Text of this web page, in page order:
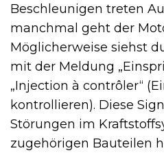
Beschleunigen treten
manchmal geht der
Möglicherweise siehst
mit der Meldung
„Injection à contrôler“
kontrollieren). Diese
Störungen im
zugehörigen Bauteilen